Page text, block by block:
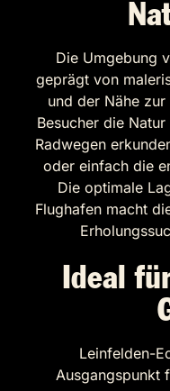
Die Umgebung
geprägt von
und der Nähe
Besucher die
Radwegen
oder einfach die
Die optimale
Flughafen macht
Ideal
Leinfelden-
Ausgangspunkt